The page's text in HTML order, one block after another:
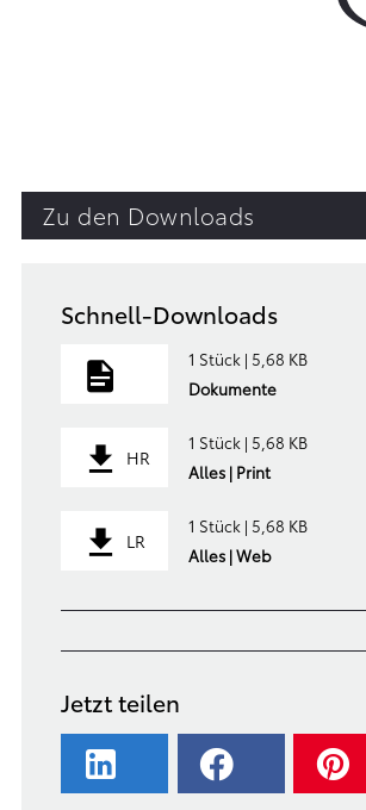
Zu den Downloads
Schnell-Downloads
1 Stück | 5,68 KB
Dokumente
HR
1 Stück | 5,68 KB
Alles | Print
LR
1 Stück | 5,68 KB
Alles | Web
Jetzt teilen